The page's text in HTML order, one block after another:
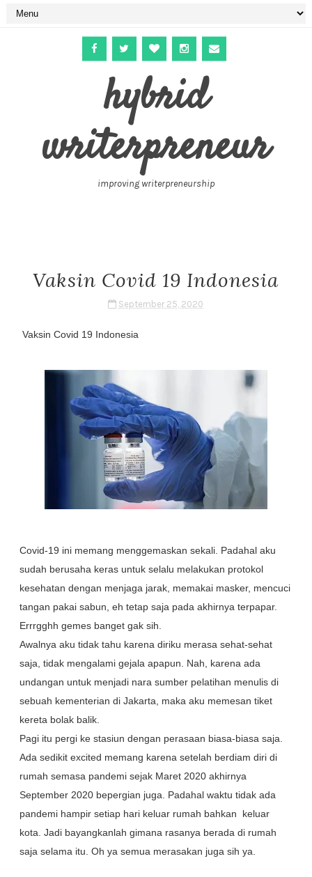
hybrid
writerpreneur
improving writerpreneurship
Vaksin Covid 19 Indonesia
September 25, 2020
Vaksin Covid 19 Indonesia
Covid-19 ini memang menggemaskan sekali. Padahal aku
sudah berusaha keras untuk selalu melakukan protokol
kesehatan dengan menjaga jarak, memakai masker, mencuci
tangan pakai sabun, eh tetap saja pada akhirnya terpapar.
Errrgghh gemes banget gak sih.
Awalnya aku tidak tahu karena diriku merasa sehat-sehat
saja, tidak mengalami gejala apapun. Nah, karena ada
undangan untuk menjadi nara sumber pelatihan menulis di
sebuah kementerian di Jakarta, maka aku memesan tiket
kereta bolak balik.
Pagi itu pergi ke stasiun dengan perasaan biasa-biasa saja.
Ada sedikit excited memang karena setelah berdiam diri di
rumah semasa pandemi sejak Maret 2020 akhirnya
September 2020 bepergian juga. Padahal waktu tidak ada
pandemi hampir setiap hari keluar rumah bahkan keluar
kota. Jadi bayangkanlah gimana rasanya berada di rumah
saja selama itu. Oh ya semua merasakan juga sih ya.